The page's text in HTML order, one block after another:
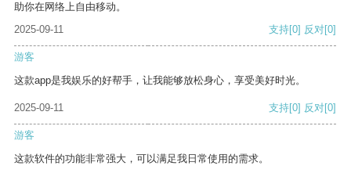
助你在网络上自由移动。
2025-09-11
支持[0] 反对[0]
游客
这款app是我娱乐的好帮手，让我能够放松身心，享受美好时光。
2025-09-11 支持[0] 反对[0]
游客
这款软件的功能非常强大，可以满足我日常使用的需求。